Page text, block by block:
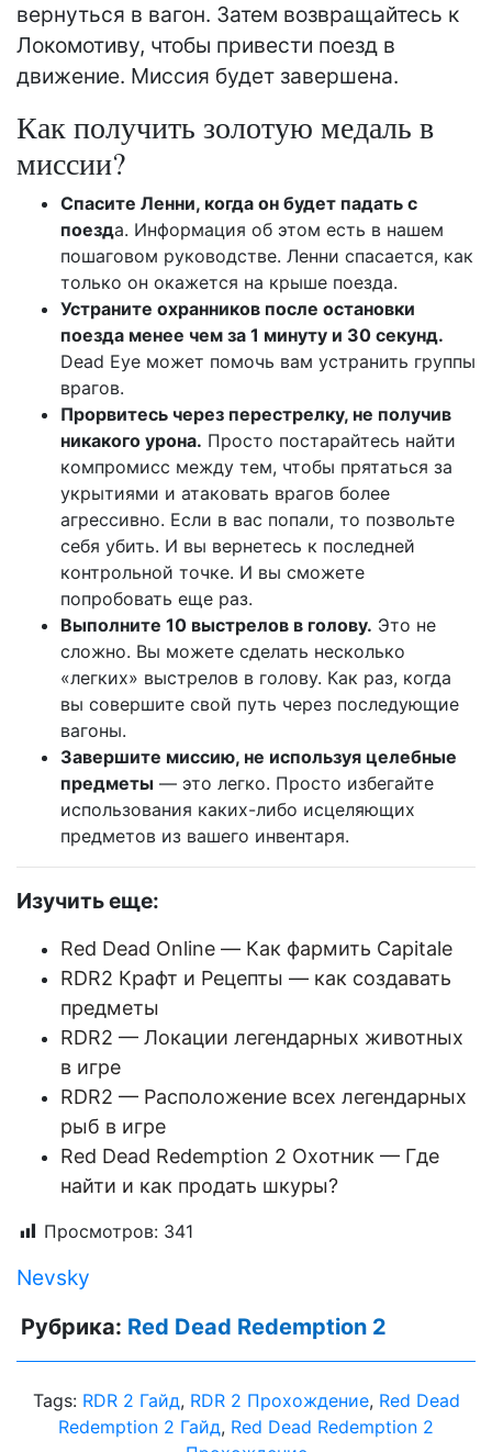
вернуться в вагон. Затем возвращайтесь к
Локомотиву, чтобы привести поезд в
движение. Миссия будет завершена.
Как получить золотую медаль в
миссии?
Спасите Ленни, когда он будет падать с
поезда. Информация об этом есть в нашем
пошаговом руководстве. Ленни спасается, как
только он окажется на крыше поезда.
Устраните охранников после остановки
поезда менее чем за 1 минуту и 30 секунд.
Dead Eye может помочь вам устранить группы
врагов.
Прорвитесь через перестрелку, не получив
никакого урона. Просто постарайтесь найти
компромисс между тем, чтобы прятаться за
укрытиями и атаковать врагов более
агрессивно. Если в вас попали, то позвольте
себя убить. И вы вернетесь к последней
контрольной точке. И вы сможете
попробовать еще раз.
Выполните 10 выстрелов в голову. Это не
сложно. Вы можете сделать несколько
«легких» выстрелов в голову. Как раз, когда
вы совершите свой путь через последующие
вагоны.
Завершите миссию, не используя целебные
предметы — это легко. Просто избегайте
использования каких-либо исцеляющих
предметов из вашего инвентаря.
Изучить еще:
Red Dead Online — Как фармить Capitale
RDR2 Крафт и Рецепты — как создавать
предметы
RDR2 — Локации легендарных животных
в игре
RDR2 — Расположение всех легендарных
рыб в игре
Red Dead Redemption 2 Охотник — Где
найти и как продать шкуры?
Просмотров: 341
Nevsky
Рубрика: Red Dead Redemption 2
Tags: RDR 2 Гайд, RDR 2 Прохождение, Red Dead
Redemption 2 Гайд, Red Dead Redemption 2